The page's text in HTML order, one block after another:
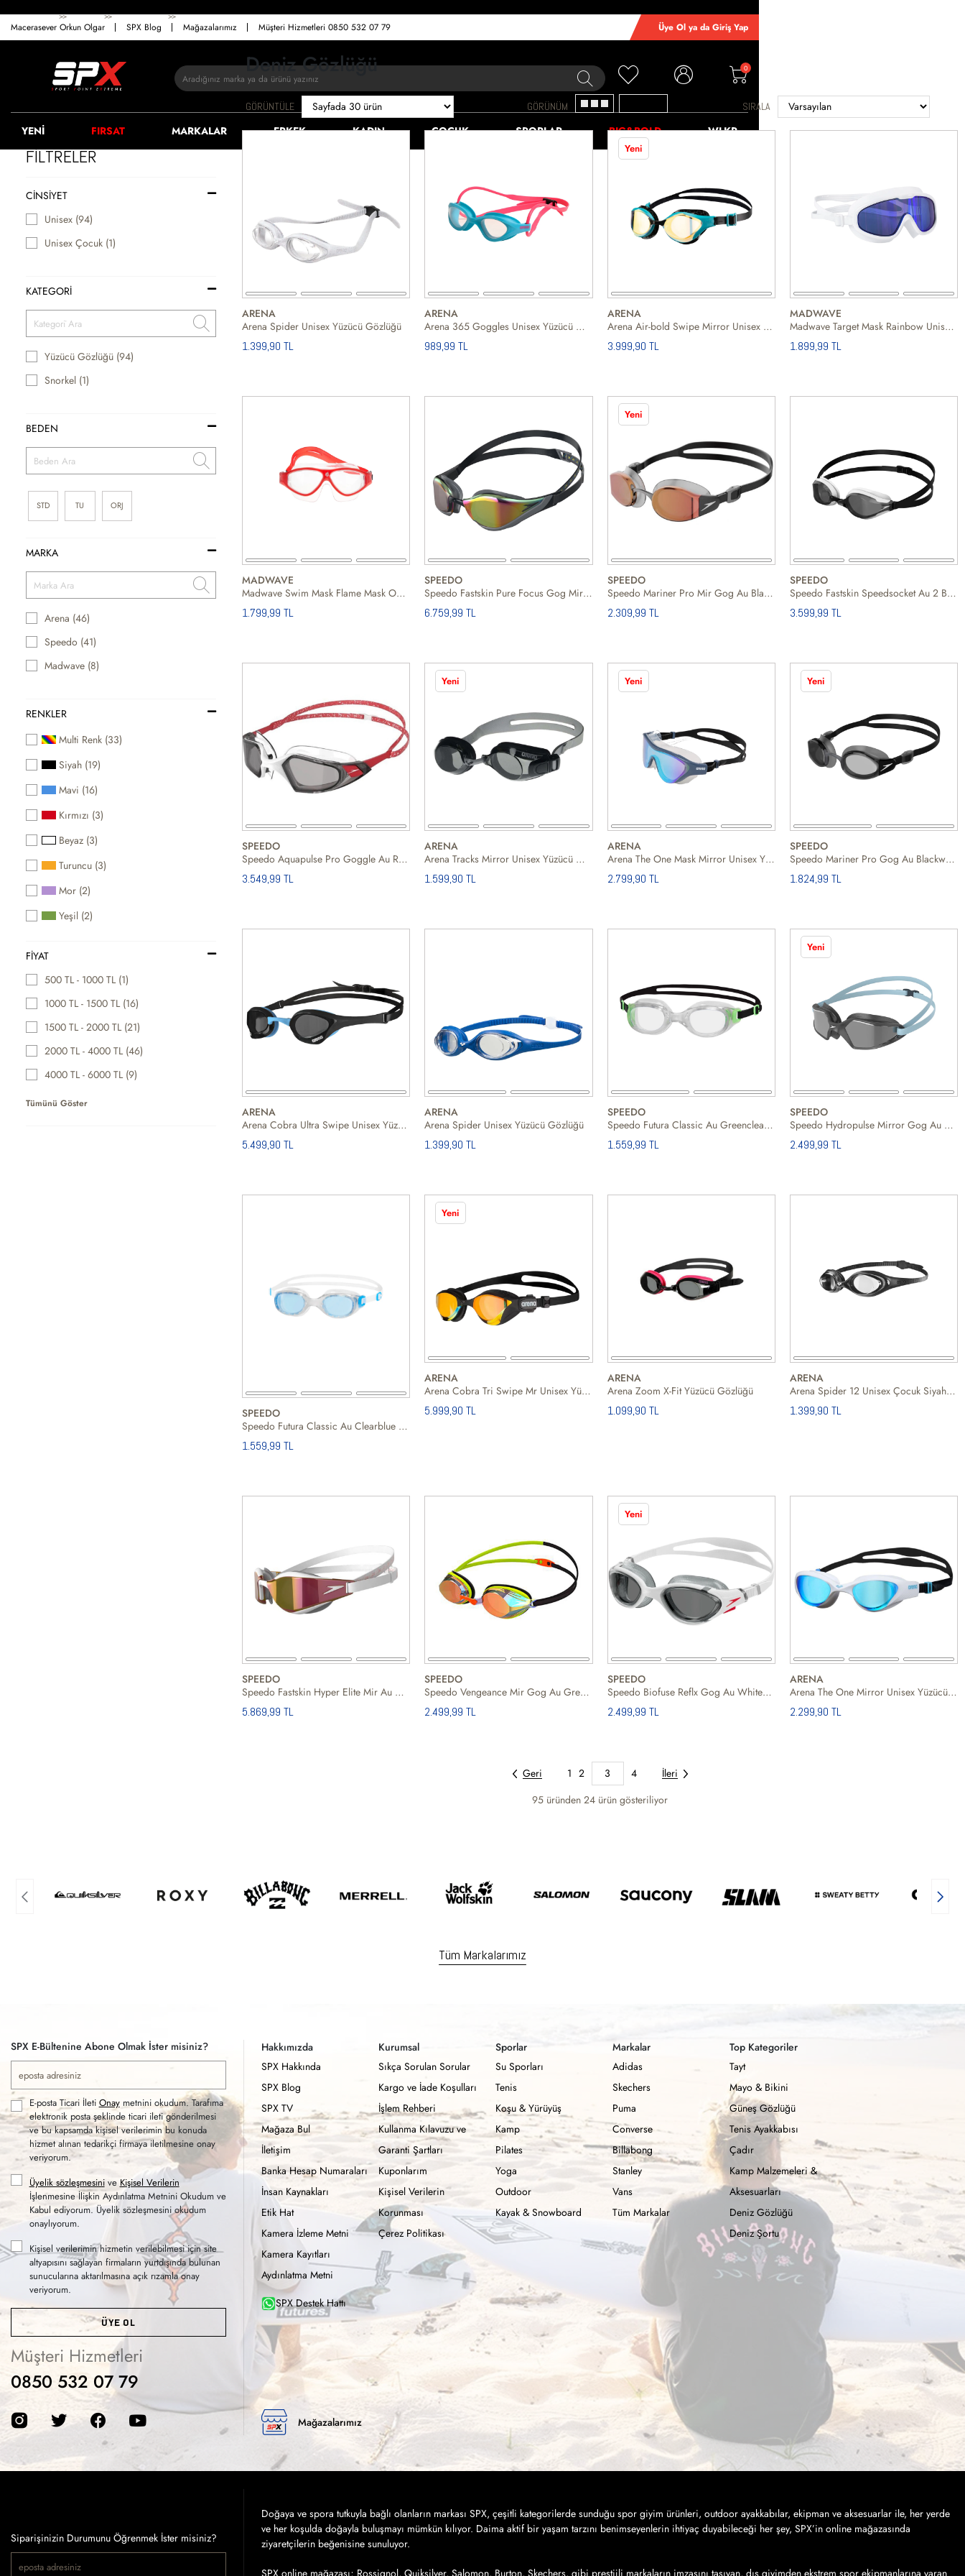
Macerasever Orkun Olgar SPX Blog Mağazalarımız Müşteri Hizmetleri 0850 532 07 79 Üye Ol ya da Giriş Yap
0
YENİ FIRSAT MARKALAR ERKEK KADIN ÇOCUK SPORLAR BIG&BOLD WLKR
ANASAYFA >> ERKEK >> AKSESUAR >> SEYAHAT ÜRÜNLERI
FİLTRELER
CINSIYET
Unisex (94)
Unisex Çocuk (1)
KATEGORİ
Yüzücü Gözlüğü (94)
Snorkel (1)
BEDEN
STD TU ORJ
MARKA
Arena (46)
Speedo (41)
Madwave (8)
RENKLER
Multi Renk (33)
Siyah (19)
Mavi (16)
Kırmızı (3)
Beyaz (3)
Turuncu (3)
Mor (2)
Yeşil (2)
FIYAT
500 TL - 1000 TL (1)
1000 TL - 1500 TL (16)
1500 TL - 2000 TL (21)
2000 TL - 4000 TL (46)
4000 TL - 6000 TL (9)
Tümünü Göster
Deniz Gözlüğü
GÖRÜNTÜLE GÖRÜNÜM SIRALA
ARENA
Arena Spider Unisex Yüzücü Gözlüğü
1.399,90 TL
ARENA
Arena 365 Goggles Unisex Yüzücü Gözlüğü
989,99 TL
Yeni
ARENA
Arena Air-bold Swipe Mirror Unisex Yüzücü Gözlüğü
3.999,90 TL
MADWAVE
Madwave Target Mask Rainbow Unisex Beyaz Yüzücü Gözlüğü
1.899,99 TL
MADWAVE
Madwave Swim Mask Flame Mask One Size Red Unisex Kırmızı Yüzücü Gözlüğü
1.799,99 TL
SPEEDO
Speedo Fastskin Pure Focus Gog Mir Yüzücü Gözlüğü
6.759,99 TL
Yeni
SPEEDO
Speedo Mariner Pro Mir Gog Au Blackorange Unisex Yüzücü Gözlüğü
2.309,99 TL
SPEEDO
Speedo Fastskin Speedsocket Au 2 Blackwhite Unisex Siyah Yüzücü Gözlüğü
3.599,99 TL
SPEEDO
Speedo Aquapulse Pro Goggle Au Redwhite Unisex Kırmızı Yüzücü Gözlüğü
3.549,99 TL
Yeni
ARENA
Arena Tracks Mirror Unisex Yüzücü Gözlüğü
1.599,90 TL
Yeni
ARENA
Arena The One Mask Mirror Unisex Yüzücü Gözlüğü
2.799,90 TL
Yeni
SPEEDO
Speedo Mariner Pro Gog Au Blackwhite Unisex Siyah Yüzücü Gözlüğü
1.824,99 TL
ARENA
Arena Cobra Ultra Swipe Unisex Yüzücü Gözlüğü
5.499,90 TL
ARENA
Arena Spider Unisex Yüzücü Gözlüğü
1.399,90 TL
SPEEDO
Speedo Futura Classic Au Greenclear Unisex Yeşil Yüzücü Gözlüğü
1.559,99 TL
Yeni
SPEEDO
Speedo Hydropulse Mirror Gog Au Greysilver Unisex Gri Yüzücü Gözlüğü
2.499,99 TL
SPEEDO
Speedo Futura Classic Au Clearblue Unisex Yüzücü Gözlüğü
1.559,99 TL
Yeni
ARENA
Arena Cobra Tri Swipe Mr Unisex Yüzücü Gözlüğü
5.999,90 TL
ARENA
Arena Zoom X-Fit Yüzücü Gözlüğü
1.099,90 TL
ARENA
Arena Spider 12 Unisex Çocuk Siyah Yüzücü Gözlüğü
1.399,90 TL
SPEEDO
Speedo Fastskin Hyper Elite Mir Au Whitegold Unisex Yüzücü Gözlüğü
5.869,99 TL
SPEEDO
Speedo Vengeance Mir Gog Au Greenorange Unisex Yüzücü Gözlüğü
2.499,99 TL
Yeni
SPEEDO
Speedo Biofuse Reflx Gog Au Whitesmoke Unisex Beyaz Yüzücü Gözlüğü
2.499,99 TL
ARENA
Arena The One Mirror Unisex Yüzücü Gözlüğü
2.299,90 TL
Geri 1 2 3 4
İleri
95 üründen 24 ürün gösteriliyor
Tüm Markalarımız
SPX E-Bültenine Abone Olmak İster misiniz?
E-posta Ticari İleti Onaymetnini okudum. Tarafıma
elektronik posta şeklinde ticari ileti gönderilmesi
ve bu kapsamda kişisel verilerimin bu konuda
hizmet alınan tedarikçi firmaya iletilmesine onay
veriyorum.
Üyelik sözleşmesinive Kişisel Verilerin
İşlenmesine İlişkin Aydınlatma Metnini Okudum ve
Kabul ediyorum. Üyelik sözleşmesini okudum
onaylıyorum.
Kişisel verilerimin hizmetin verilebilmesi için site
altyapısını sağlayan firmaların yurtdışında bulunan
sunucularına aktarılmasına açık rızamla onay
veriyorum.
ÜYE OL
Müşteri Hizmetleri
0850 532 07 79
Hakkımızda
SPX Hakkında
SPX Blog
SPX TV
Mağaza Bul
İletişim
Banka Hesap Numaraları
İnsan Kaynakları
Etik Hat
Kamera İzleme Metni
Kamera Kayıtları
Aydınlatma Metni
Kurumsal
Sıkça Sorulan Sorular
Kargo ve İade Koşulları
İşlem Rehberi
Kullanma Kılavuzu ve
Garanti Şartları
Kuponlarım
Kişisel Verilerin
Korunması
Çerez Politikası
Sporlar
Su Sporları
Tenis
Koşu & Yürüyüş
Kamp
Pilates
Yoga
Outdoor
Kayak & Snowboard
Markalar
Adidas
Skechers
Puma
Converse
Billabong
Stanley
Vans
Tüm Markalar
Top Kategoriler
Tayt
Mayo & Bikini
Güneş Gözlüğü
Tenis Ayakkabısı
Çadır
Kamp Malzemeleri &
Aksesuarları
Deniz Gözlüğü
Deniz Şortu
SPX Destek Hattı
Mağazalarımız
Siparişinizin Durumunu Öğrenmek İster misiniz?
Doğaya ve spora tutkuyla bağlı olanların markası SPX, çeşitli kategorilerde sunduğu spor giyim ürünleri, outdoor ayakkabılar, ekipman ve aksesuarlar ile, her yerde
ve her koşulda doğayla buluşmayı mümkün kılıyor. Daima aktif bir yaşam tarzını benimseyenlerin ihtiyaç duyabileceği her şey, SPX’in online mağazasında
ziyaretçilerin beğenisine sunuluyor.